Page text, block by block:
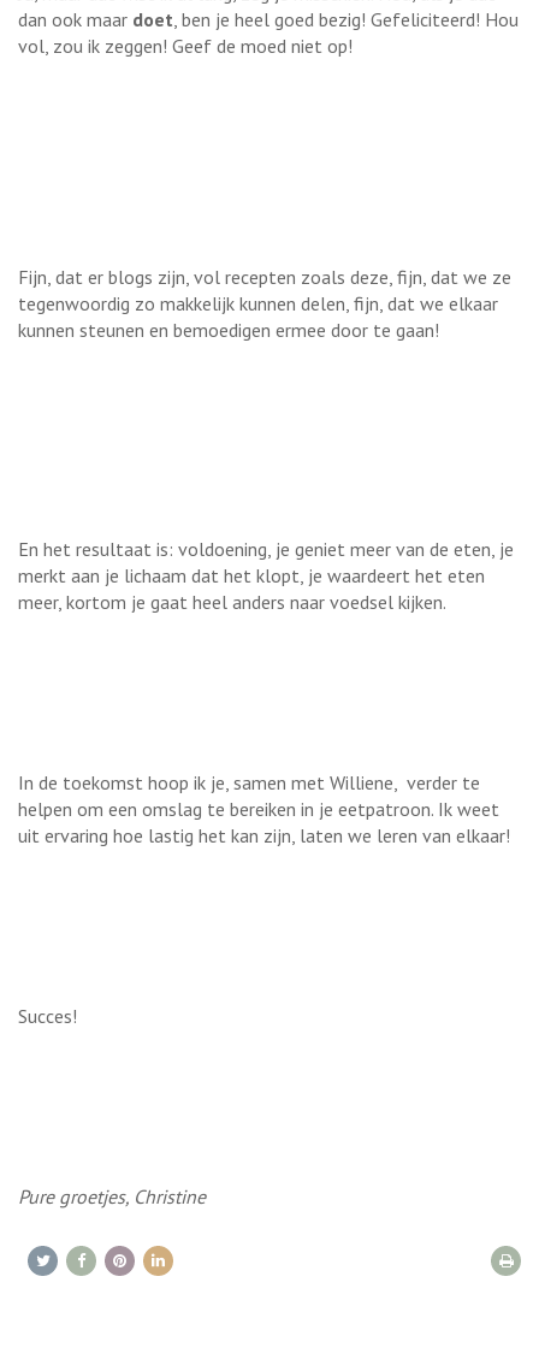
dan ook maar doet , ben je heel goed bezig! Gefeliciteerd! Hou
vol, zou ik zeggen! Geef de moed niet op!
Fijn, dat er blogs zijn, vol recepten zoals deze, fijn, dat we ze
tegenwoordig zo makkelijk kunnen delen, fijn, dat we elkaar
kunnen steunen en bemoedigen ermee door te gaan!
En het resultaat is: voldoening, je geniet meer van de eten, je
merkt aan je lichaam dat het klopt, je waardeert het eten
meer, kortom je gaat heel anders naar voedsel kijken.
In de toekomst hoop ik je, samen met Williene, verder te
helpen om een omslag te bereiken in je eetpatroon. Ik weet
uit ervaring hoe lastig het kan zijn, laten we leren van elkaar!
Succes!
Pure groetjes, Christine